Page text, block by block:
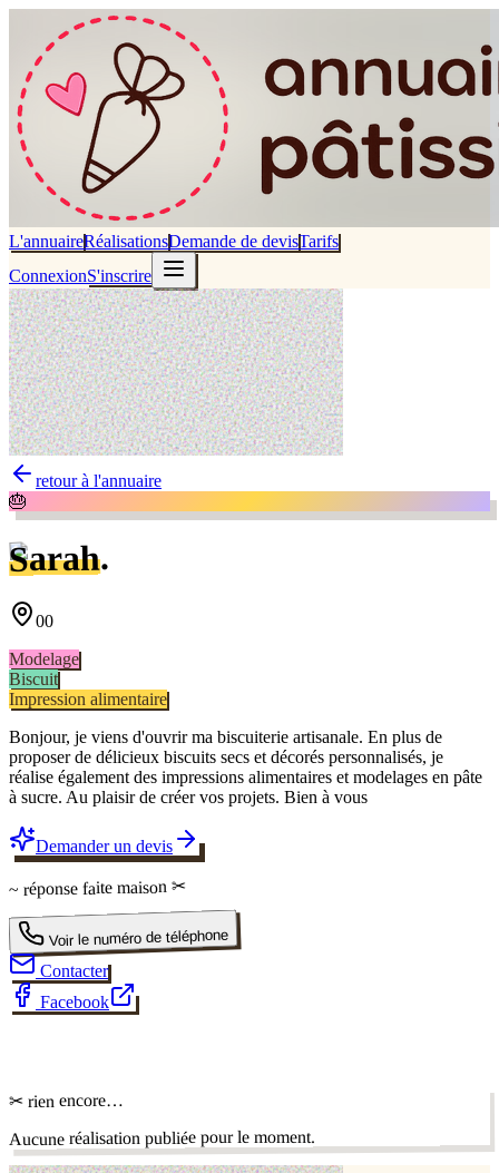
L'annuaireRéalisationsDemande de devisTarifs
ConnexionS'inscrire
retour à l'annuaire
🎂
Sarah.
00
Modelage
Biscuit
Impression alimentaire
Bonjour, je viens d'ouvrir ma biscuiterie artisanale. En plus de
proposer de délicieux biscuits secs et décorés personnalisés, je
réalise également des impressions alimentaires et modelages en pâte
à sucre. Au plaisir de créer vos projets. Bien à vous
Demander un devis
~ réponsefaite maison ✂
Voir le numéro de téléphone
Contacter
Facebook
✂ rien encore…
Aucune réalisation publiée pour le moment.